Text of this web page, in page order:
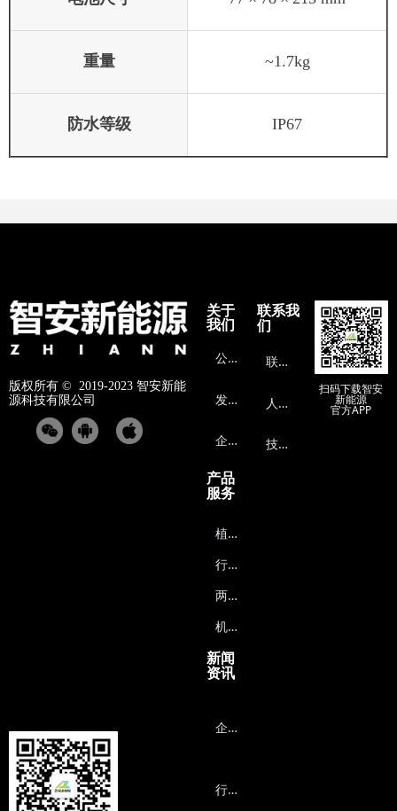
重量 ~1.7kg
防水等级 IP67
版权所有 ©  2019-2023 智安新能
源科技有限公司
关于
我们
公
司介绍
发
展历程
企
业文化
植
保无人机能源系统
行
业无人机能源系统
两
轮车能源系统
机
器人能源系统
产品
服务
企
业动态
行
业资讯
新闻
资讯
联系我
们
联
系方式
人
才招聘
技
术支持
扫码下载智安
新能源
官方APP